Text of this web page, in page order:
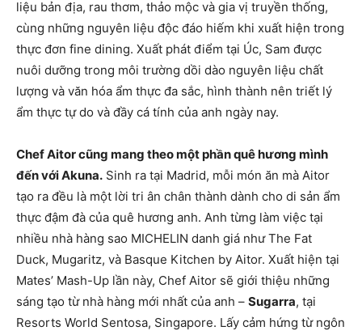
liệu bản địa, rau thơm, thảo mộc và gia vị truyền thống,
cùng những nguyên liệu độc đáo hiếm khi xuất hiện trong
thực đơn fine dining. Xuất phát điểm tại Úc, Sam được
nuôi dưỡng trong môi trường dồi dào nguyên liệu chất
lượng và văn hóa ẩm thực đa sắc, hình thành nên triết lý
ẩm thực tự do và đầy cá tính của anh ngày nay.
Chef Aitor cũng mang theo một phần quê hương mình
đến với Akuna. Sinh ra tại Madrid, mỗi món ăn mà Aitor
tạo ra đều là một lời tri ân chân thành dành cho di sản ẩm
thực đậm đà của quê hương anh. Anh từng làm việc tại
nhiều nhà hàng sao MICHELIN danh giá như The Fat
Duck, Mugaritz, và Basque Kitchen by Aitor. Xuất hiện tại
Mates’ Mash-Up lần này, Chef Aitor sẽ giới thiệu những
sáng tạo từ nhà hàng mới nhất của anh – Sugarra, tại
Resorts World Sentosa, Singapore. Lấy cảm hứng từ ngôn